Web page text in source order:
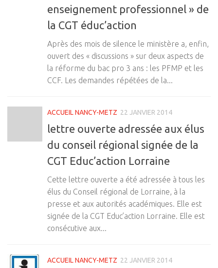
enseignement professionnel » de
la CGT éduc’action
Après des mois de silence le ministère a, enfin,
ouvert des « discussions » sur deux aspects de
la réforme du bac pro 3 ans : les PFMP et les
CCF. Les demandes répétées de la...
ACCUEIL NANCY-METZ 22 JANVIER 2014
lettre ouverte adressée aux élus
du conseil régional signée de la
CGT Educ’action Lorraine
Cette lettre ouverte a été adressée à tous les
élus du Conseil régional de Lorraine, à la
presse et aux autorités académiques. Elle est
signée de la CGT Educ’action Lorraine. Elle est
consécutive aux...
ACCUEIL NANCY-METZ 22 JANVIER 2014